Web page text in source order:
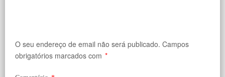
O seu endereço de email não será publicado. Campos
obrigatórios marcados com *